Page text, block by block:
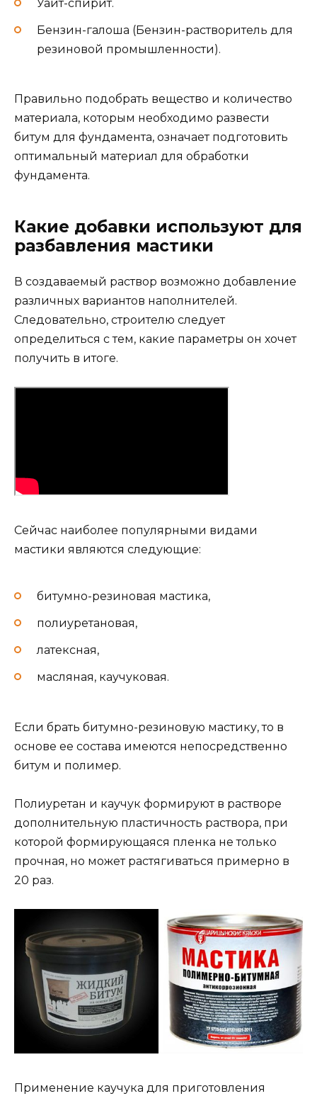
Уайт-спирит.
Бензин-галоша (Бензин-растворитель для
резиновой промышленности).
Правильно подобрать вещество и количество
материала, которым необходимо развести
битум для фундамента, означает подготовить
оптимальный материал для обработки
фундамента.
Какие добавки используют для
разбавления мастики
В создаваемый раствор возможно добавление
различных вариантов наполнителей.
Следовательно, строителю следует
определиться с тем, какие параметры он хочет
получить в итоге.
Сейчас наиболее популярными видами
мастики являются следующие:
битумно-резиновая мастика,
полиуретановая,
латексная,
масляная, каучуковая.
Если брать битумно-резиновую мастику, то в
основе ее состава имеются непосредственно
битум и полимер.
Полиуретан и каучук формируют в растворе
дополнительную пластичность раствора, при
которой формирующаяся пленка не только
прочная, но может растягиваться примерно в
20 раз.
Применение каучука для приготовления